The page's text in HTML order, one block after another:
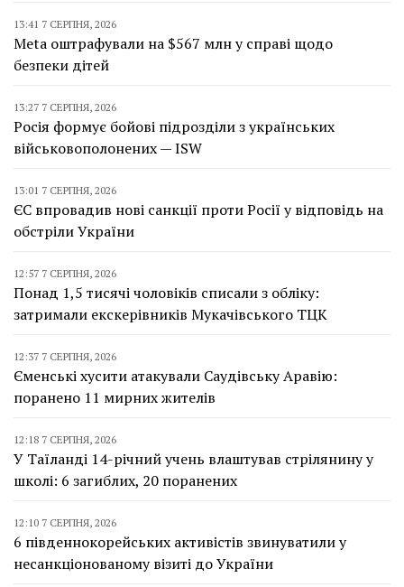
13:41 7 СЕРПНЯ, 2026
Meta оштрафували на $567 млн у справі щодо
безпеки дітей
13:27 7 СЕРПНЯ, 2026
Росія формує бойові підрозділи з українських
військовополонених — ISW
13:01 7 СЕРПНЯ, 2026
ЄС впровадив нові санкції проти Росії у відповідь на
обстріли України
12:57 7 СЕРПНЯ, 2026
Понад 1,5 тисячі чоловіків списали з обліку:
затримали екскерівників Мукачівського ТЦК
12:37 7 СЕРПНЯ, 2026
Єменські хусити атакували Саудівську Аравію:
поранено 11 мирних жителів
12:18 7 СЕРПНЯ, 2026
У Таїланді 14-річний учень влаштував стрілянину у
школі: 6 загиблих, 20 поранених
12:10 7 СЕРПНЯ, 2026
6 південнокорейських активістів звинуватили у
несанкціонованому візиті до України